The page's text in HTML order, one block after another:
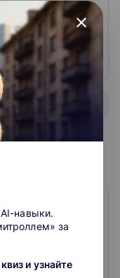
и подражание.
методов. Важно
отзывов
в кружках или
close
навыки.
за
и узнайте